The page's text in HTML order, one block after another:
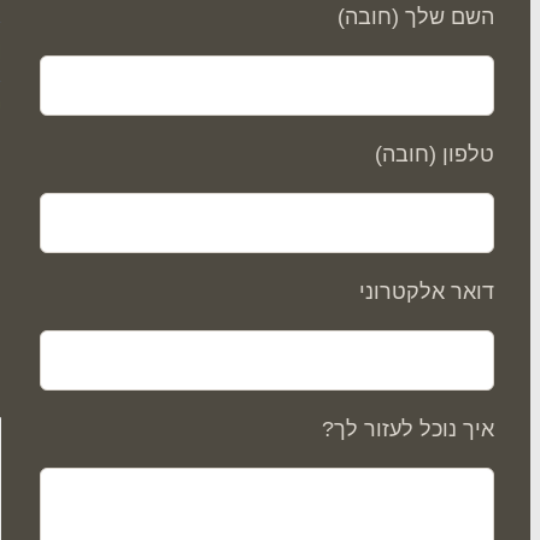
השם שלך (חובה)
טלפון (חובה)
דואר אלקטרוני
איך נוכל לעזור לך?